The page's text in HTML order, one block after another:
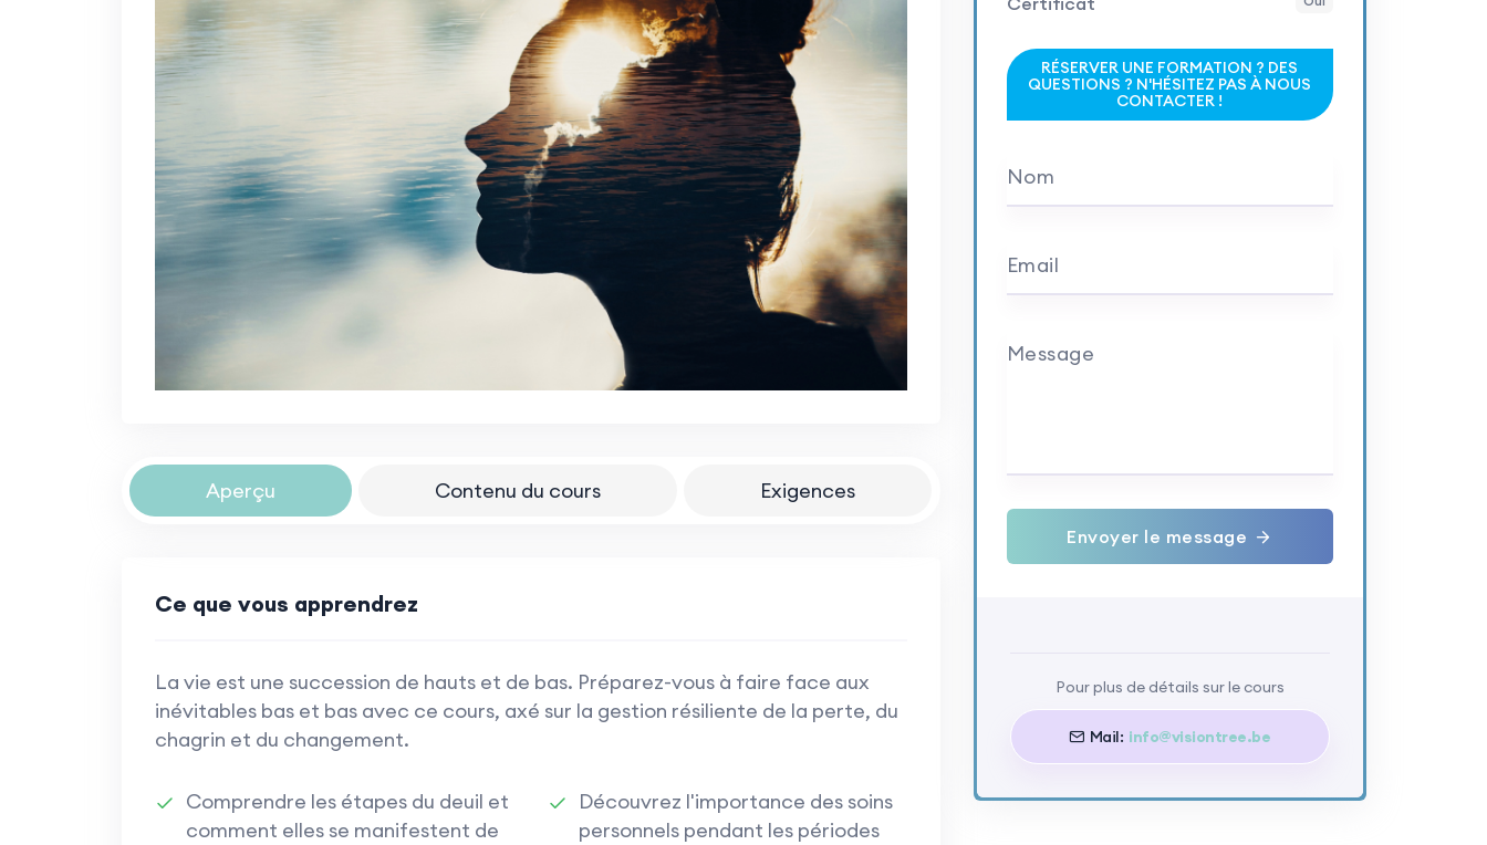
Aperçu Contenu du cours Exigences
Ce que vous apprendrez
La vie est une succession de hauts et de bas. Préparez-vous à faire face aux
inévitables bas et bas avec ce cours, axé sur la gestion résiliente de la perte, du
chagrin et du changement.
Comprendre les étapes du deuil et
comment elles se manifestent de
Découvrez l'importance des soins
personnels pendant les périodes
RÉSERVER UNE FORMATION ? DES
QUESTIONS ? N'HÉSITEZ PAS À NOUS
CONTACTER !
Nom
Email
Message
Envoyer le message
Pour plus de détails sur le cours
Mail: info@visiontree.be